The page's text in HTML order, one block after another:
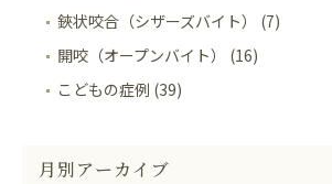
鋏状咬合（シザーズバイト） (7)
開咬（オープンバイト） (16)
こどもの症例 (39)
月別アーカイブ